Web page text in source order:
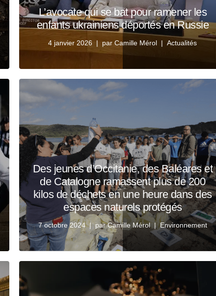
L’avocate qui se bat pour ramener les
enfants ukrainiens déportés en Russie
4 janvier 2026 parCamille Mérol Actualités
Des jeunes d’Occitanie, des Baléares et
de Catalogne ramassent plus de 200
kilos de déchets en une heure dans des
espaces naturels protégés
7 octobre 2024 parCamille Mérol Environnement